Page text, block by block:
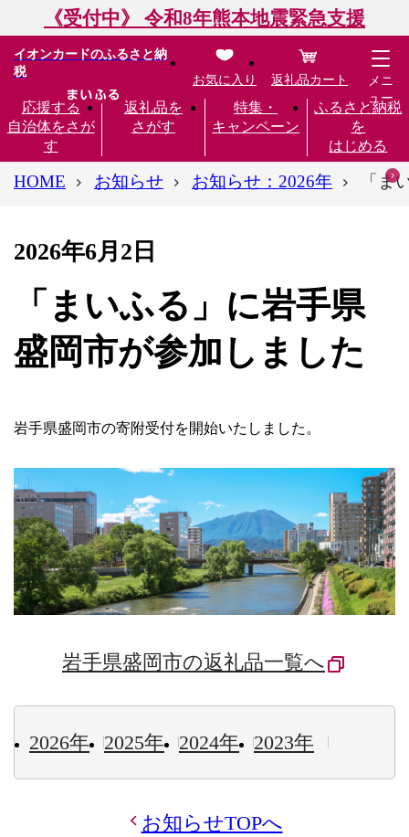
《受付中》 令和8年熊本地震緊急支援
イオンカードのふるさと納
税
応援する
自治体をさが
す
返礼品を
さがす
特集・
キャンペーン
ふるさと納税
を
はじめる
お気に入り 返礼品カート
メニ
ュー
HOME お知らせ お知らせ：2026年 「ま
2026年6月2日
「まいふる」に岩手県
盛岡市が参加しました
岩手県盛岡市の寄附受付を開始いたしました。
岩手県盛岡市の返礼品一覧へ
2026年 2025年 2024年 2023年
お知らせTOPへ